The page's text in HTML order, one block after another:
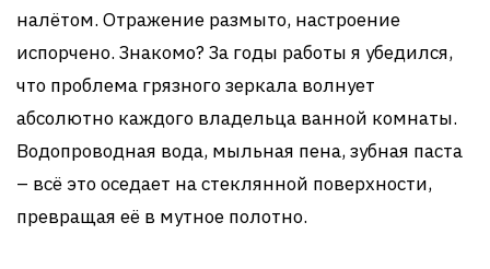
налётом. Отражение размыто, настроение
испорчено. Знакомо? За годы работы я убедился,
что проблема грязного зеркала волнует
абсолютно каждого владельца ванной комнаты.
Водопроводная вода, мыльная пена, зубная паста
– всё это оседает на стеклянной поверхности,
превращая её в мутное полотно.